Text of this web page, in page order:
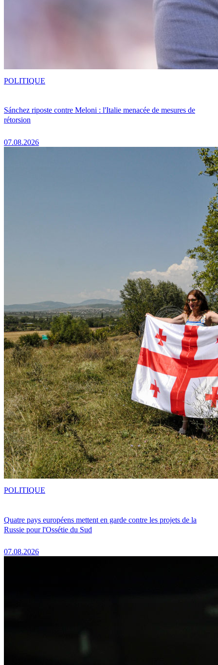
Sánchez riposte contre Meloni : l'Italie menacée de mesures de
rétorsion
07.08.2026
POLITIQUE
Quatre pays européens mettent en garde contre les projets de la
Russie pour l'Ossétie du Sud
07.08.2026
POLITIQUE